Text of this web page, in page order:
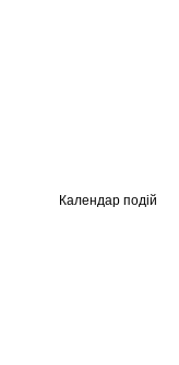
Календар подій